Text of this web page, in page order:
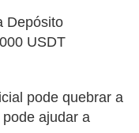
Depósito
USDT
pode quebrar a
ajudar a